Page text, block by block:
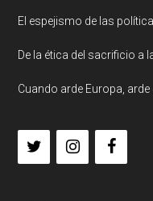
El espejismo de las
De la ética del sacrificio a
Cuando arde Europa, arde